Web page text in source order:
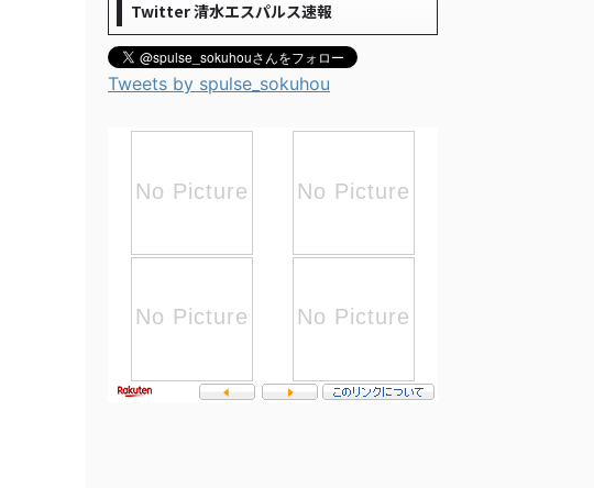
Twitter 清水エスパルス速報
Tweets by spulse_sokuhou